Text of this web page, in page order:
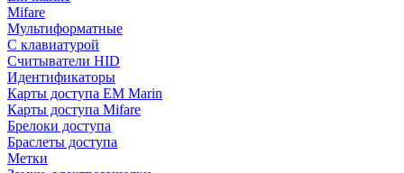
Mifare
Мультиформатные
С клавиатурой
Считыватели HID
Идентификаторы
Карты доступа EM Marin
Карты доступа Mifare
Брелоки доступа
Браслеты доступа
Метки